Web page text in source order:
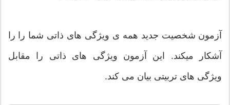
آزمون شخصیت جدید همه ی ویژگی های ذاتی شما را را
آشکار میکند. این آزمون ویژگی های ذاتی را مقابل
ویژگی های تربیتی بیان می کند.